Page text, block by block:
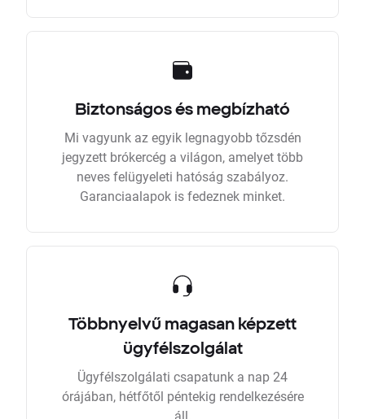
Biztonságos és megbízható
Mi vagyunk az egyik legnagyobb tőzsdén
jegyzett brókercég a világon, amelyet több
neves felügyeleti hatóság szabályoz.
Garanciaalapok is fedeznek minket.
Többnyelvű magasan képzett
ügyfélszolgálat
Ügyfélszolgálati csapatunk a nap 24
órájában, hétfőtől péntekig rendelkezésére
áll.